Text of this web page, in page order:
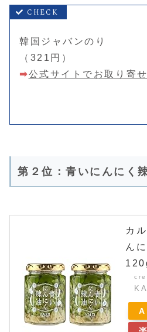
韓国ジャバンのり
（321円）
➡公式サイトでお取り寄
第２位：青いにんにく
カ
ん